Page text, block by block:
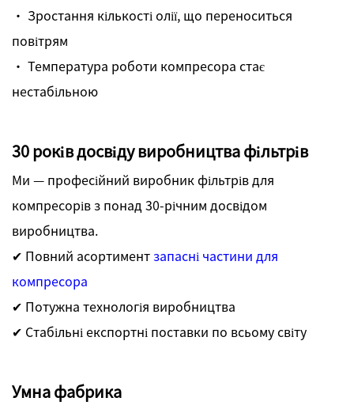
· Зростання кількості олії, що переноситься
повітрям
· Температура роботи компресора стає
нестабільною
30 років досвіду виробництва фільтрів
Ми — професійний виробник фільтрів для
компресорів з понад 30-річним досвідом
виробництва.
✔ Повний асортиментзапасні частини для
компресора
✔ Потужна технологія виробництва
✔ Стабільні експортні поставки по всьому світу
Умна фабрика